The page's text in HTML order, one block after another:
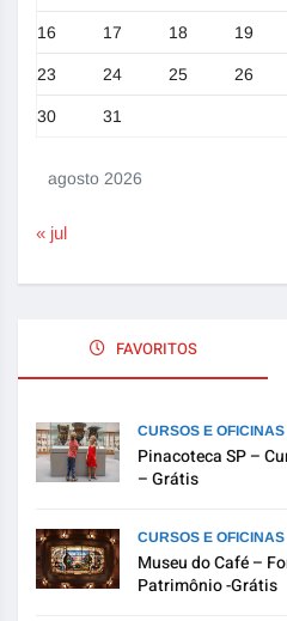
agosto 2026
16 17 18 19
23 24 25 26
30 31
« jul
FAVORITOS
CURSOS E OFICINAS
Pinacoteca SP –
– Grátis
CURSOS E OFICINAS
Museu do Café –
Patrimônio -Grátis